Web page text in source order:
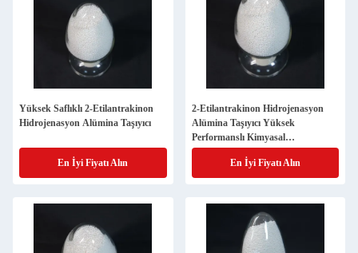
Yüksek Saflıklı 2-Etilantrakinon
Hidrojenasyon Alümina Taşıyıcı
En İyi Fiyatı Alın
2-Etilantrakinon Hidrojenasyon
Alümina Taşıyıcı Yüksek
Performanslı Kimyasal
Reaksiyonlar İçin Üstün Katalizör
En İyi Fiyatı Alın